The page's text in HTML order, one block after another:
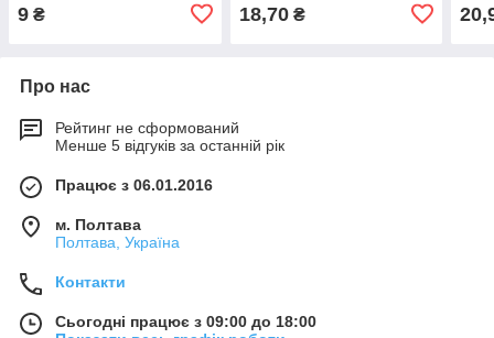
9 ₴ 18,70₴
Про нас
Рейтинг не сформований
Менше 5 відгуків за останній рік
Працює з 06.01.2016
м. Полтава
Полтава, Україна
Контакти
Сьогодні працює з 09:00 до 18:00